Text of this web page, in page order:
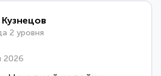
2 уровня
2026